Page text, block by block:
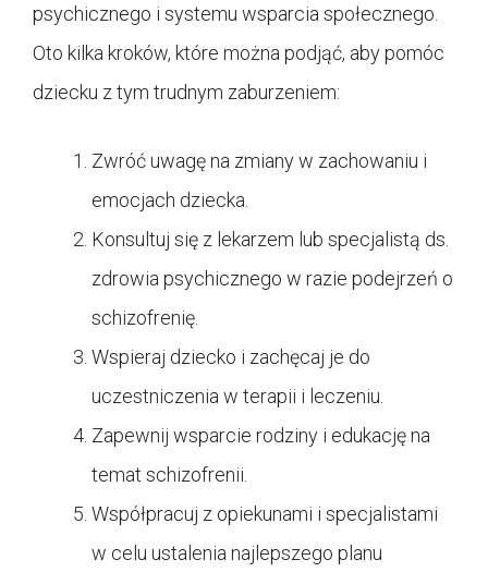
psychicznego i systemu wsparcia społecznego.
Oto kilka kroków, które można podjąć, aby pomóc
dziecku z tym trudnym zaburzeniem:
Zwróć uwagę na zmiany w zachowaniu i
emocjach dziecka.
Konsultuj się z lekarzem lub specjalistą ds.
zdrowia psychicznego w razie podejrzeń o
schizofrenię.
Wspieraj dziecko i zachęcaj je do
uczestniczenia w terapii i leczeniu.
Zapewnij wsparcie rodziny i edukację na
temat schizofrenii.
Współpracuj z opiekunami i specjalistami
w celu ustalenia najlepszego planu